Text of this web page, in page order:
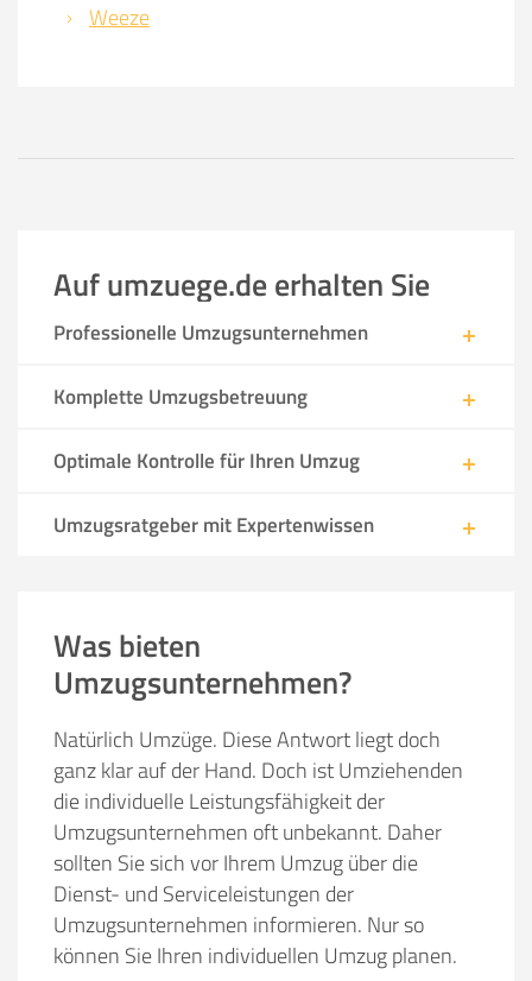
Weeze
Auf umzuege.de erhalten Sie
Professionelle Umzugsunternehmen
Komplette Umzugsbetreuung
Optimale Kontrolle für Ihren Umzug
Umzugsratgeber mit Expertenwissen
Was bieten
Umzugsunternehmen?
Natürlich Umzüge. Diese Antwort liegt doch
ganz klar auf der Hand. Doch ist Umziehenden
die individuelle Leistungsfähigkeit der
Umzugsunternehmen oft unbekannt. Daher
sollten Sie sich vor Ihrem Umzug über die
Dienst- und Serviceleistungen der
Umzugsunternehmen informieren. Nur so
können Sie Ihren individuellen Umzug planen.